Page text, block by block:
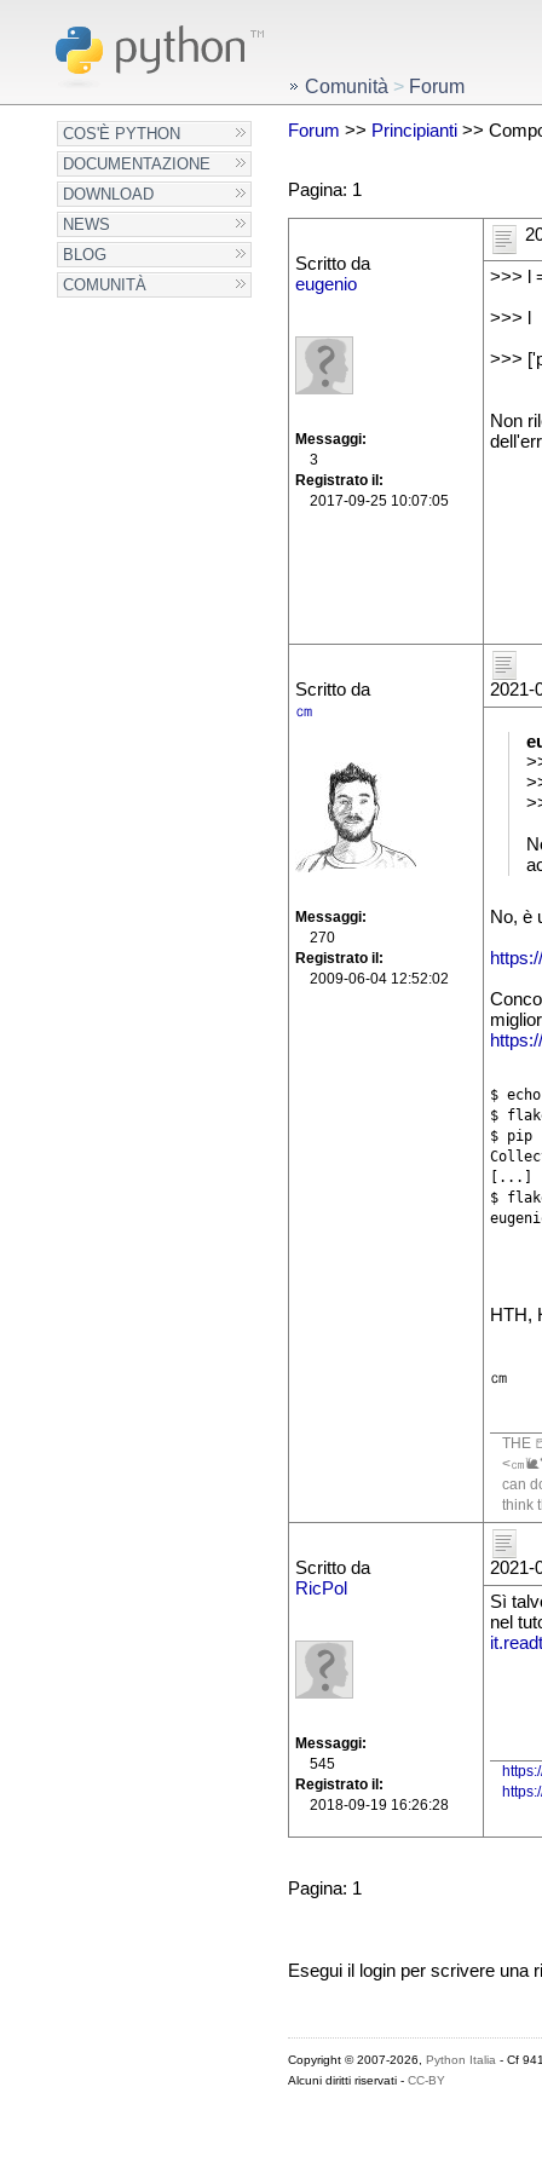
COS'È PYTHON
DOCUMENTAZIONE
DOWNLOAD
NEWS
BLOG
COMUNITÀ
Comunità > Forum
Forum >> Principianti>>
Pagina: 1
Scritto da
eugenio
Messaggi
3
Registrato il
2017-09-25 10:07:05
>>> l
>>> l
>>>
Non
Scritto da
㎝
Messaggi
270
Registrato il
2009-06-04 12:52:02
2021-
No, è
$
$
$ pip
[...]
$
HTH,
㎝
THE
<㎝
can
think
Scritto da
RicPol
Messaggi
545
Registrato il
2018-09-19 16:26:28
2021-
Sì
nel
Pagina: 1
Esegui il login per scrivere una
Copyright © 2007-2026, Python Italia- Cf
Alcuni diritti riservati - CC-BY